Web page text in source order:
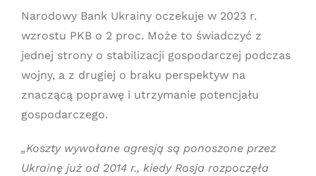
Narodowy Bank Ukrainy oczekuje w 2023 r.
wzrostu PKB o 2 proc. Może to świadczyć z
jednej strony o stabilizacji gospodarczej podczas
wojny, a z drugiej o braku perspektyw na
znaczącą poprawę i utrzymanie potencjału
gospodarczego.
„Koszty wywołane agresją są ponoszone przez
Ukrainę już od 2014 r., kiedy Rosja rozpoczęła